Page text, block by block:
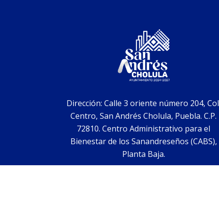
Dirección: Calle 3 oriente número 204,
Centro, San Andrés Cholula, Puebla. C.P.
72810. Centro Administrativo para el
Bienestar de los Sanandreseños (CABS),
Planta Baja.